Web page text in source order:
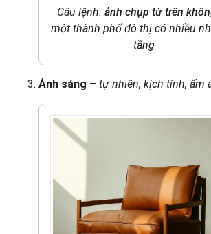
Câu lệnh: ảnh chụp từ trên
một thành phố đô thị có nhiều
tầng
Ánh sáng – tự nhiên, kịch tính, ấm